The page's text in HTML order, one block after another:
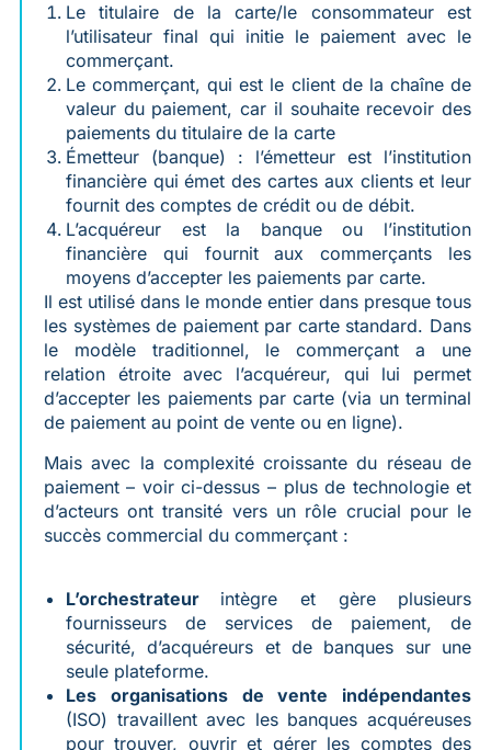
Le titulaire de la carte/le consommateur est
l’utilisateur final qui initie le paiement avec le
commerçant.
Le commerçant, qui est le client de la chaîne de
valeur du paiement, car il souhaite recevoir des
paiements du titulaire de la carte
Émetteur (banque) : l’émetteur est l’institution
financière qui émet des cartes aux clients et leur
fournit des comptes de crédit ou de débit.
L’acquéreur est la banque ou l’institution
financière qui fournit aux commerçants les
moyens d’accepter les paiements par carte.
Il est utilisé dans le monde entier dans presque tous
les systèmes de paiement par carte standard. Dans
le modèle traditionnel, le commerçant a une
relation étroite avec l’acquéreur, qui lui permet
d’accepter les paiements par carte (via un terminal
de paiement au point de vente ou en ligne).
Mais avec la complexité croissante du réseau de
paiement – voir ci-dessus – plus de technologie et
d’acteurs ont transité vers un rôle crucial pour le
succès commercial du commerçant :
L’orchestrateur intègre et gère plusieurs
fournisseurs de services de paiement, de
sécurité, d’acquéreurs et de banques sur une
seule plateforme.
Les organisations de vente indépendantes
(ISO) travaillent avec les banques acquéreuses
pour trouver, ouvrir et gérer les comptes des